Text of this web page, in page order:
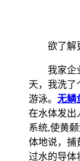
欲了解
我家企
天，我洗了
游泳。 无鳞
在水体发出
系统,使黄颡
体地说，捕
过水的导体